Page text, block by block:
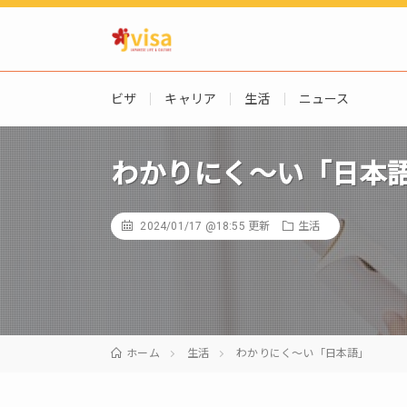
ビザ キャリア 生活 ニュース
わかりにく～い「日本
2024/01/17 @18:55 更新 生活
ホーム 生活 わかりにく～い「日本語」